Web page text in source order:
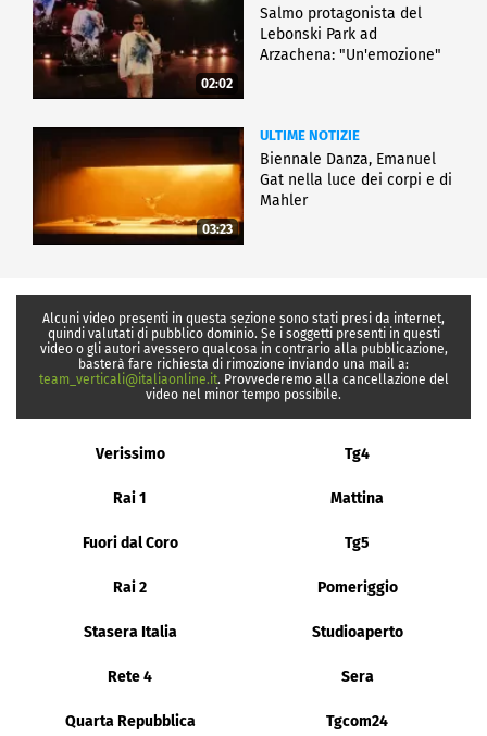
02:02
Salmo protagonista del
Lebonski Park ad
Arzachena: "Un'emozione"
03:23
ULTIME NOTIZIE
Biennale Danza, Emanuel
Gat nella luce dei corpi e di
Mahler
Alcuni video presenti in questa sezione sono stati presi da internet,
quindi valutati di pubblico dominio. Se i soggetti presenti in questi
video o gli autori avessero qualcosa in contrario alla pubblicazione,
basterà fare richiesta di rimozione inviando una mail a:
team_verticali@italiaonline.it. Provvederemo alla cancellazione del
video nel minor tempo possibile.
Verissimo Tg4
Rai 1 Mattina
Fuori dal Coro Tg5
Rai 2 Pomeriggio
Stasera Italia Studioaperto
Rete 4 Sera
Quarta Repubblica Tgcom24